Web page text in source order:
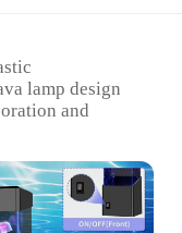
lamp design
and
ideal for